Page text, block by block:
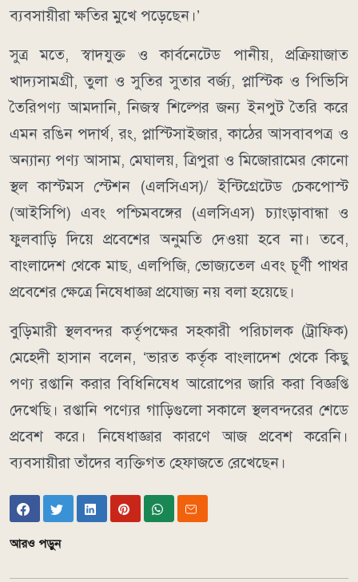
ব্যবসায়ীরা ক্ষতির মুখে পড়েছেন।’
সুত্র মতে, স্বাদযুক্ত ও কার্বনেটেড পানীয়, প্রক্রিয়াজাত
খাদ্যসামগ্রী, তুলা ও সুতির সুতার বর্জ্য, প্লাস্টিক ও পিভিসি
তৈরিপণ্য আমদানি, নিজস্ব শিল্পের জন্য ইনপুট তৈরি করে
এমন রঙিন পদার্থ, রং, প্লাস্টিসাইজার, কাঠের আসবাবপত্র ও
অন্যান্য পণ্য আসাম, মেঘালয়, ত্রিপুরা ও মিজোরামের কোনো
স্থল কাস্টমস স্টেশন (এলসিএস)/ ইন্টিগ্রেটেড চেকপোস্ট
(আইসিপি) এবং পশ্চিমবঙ্গের (এলসিএস) চ্যাংড়াবান্ধা ও
ফুলবাড়ি দিয়ে প্রবেশের অনুমতি দেওয়া হবে না। তবে,
বাংলাদেশ থেকে মাছ, এলপিজি, ভোজ্যতেল এবং চূর্ণী পাথর
প্রবেশের ক্ষেত্রে নিষেধাজ্ঞা প্রযোজ্য নয় বলা হয়েছে।
বুড়িমারী স্থলবন্দর কর্তৃপক্ষের সহকারী পরিচালক (ট্রাফিক)
মেহেদী হাসান বলেন, ‘ভারত কর্তৃক বাংলাদেশ থেকে কিছু
পণ্য রপ্তানি করার বিধিনিষেধ আরোপের জারি করা বিজ্ঞপ্তি
দেখেছি। রপ্তানি পণ্যের গাড়িগুলো সকালে স্থলবন্দরের শেডে
প্রবেশ করে। নিষেধাজ্ঞার কারণে আজ প্রবেশ করেনি।
ব্যবসায়ীরা তাঁদের ব্যক্তিগত হেফাজতে রেখেছেন।
আরও পড়ুন